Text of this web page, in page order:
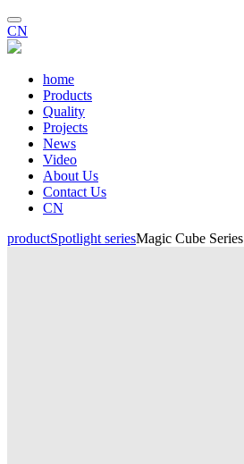
CN
home
Products
Quality
Projects
News
Video
About Us
Contact Us
CN
productSpotlight seriesMagic Cube Series